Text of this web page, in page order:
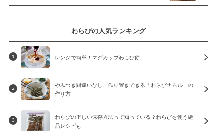
わらびの人気ランキング
1 レンジで簡単！マグカップわらび餅
2
やみつき間違いなし。作り置きできる「わらびナムル」の
作り方
3
わらびの正しい保存方法って知っている？わらびを使う絶
品レシピも